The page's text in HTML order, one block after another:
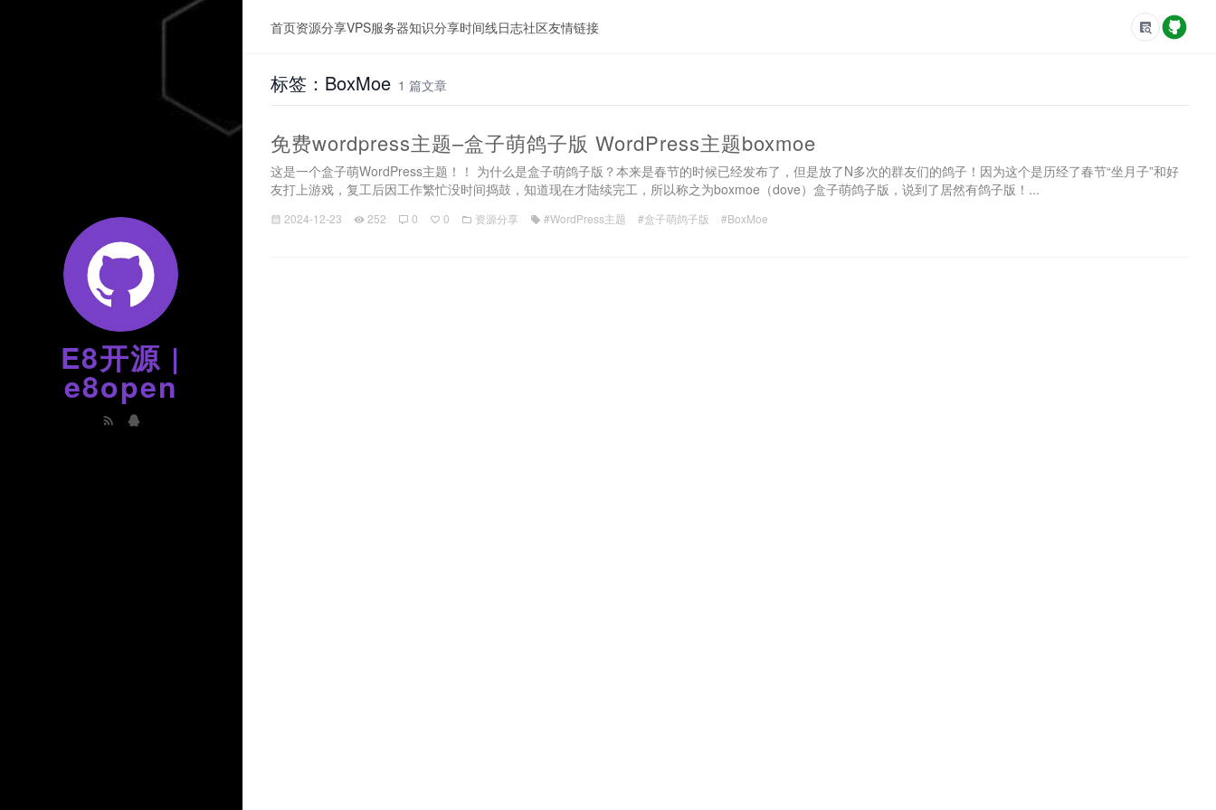
E8开源 |
e8open
首页资源分享VPS服务器知识分享时间线日志社区友情链接
标签：BoxMoe 1 篇文章
免费wordpress主题–盒子萌鸽子版 WordPress主题boxmoe
这是一个盒子萌WordPress主题！！ 为什么是盒子萌鸽子版？本来是春节的时候已经发布了，但是放了N多次的群友们的鸽子！因为这个是历经了春节“坐月子”和好
友打上游戏，复工后因工作繁忙没时间捣鼓，知道现在才陆续完工，所以称之为boxmoe（dove）盒子萌鸽子版，说到了居然有鸽子版！...
2024-12-23 252 0 0 资源分享 #WordPress主题 #盒子萌鸽子版 #BoxMoe